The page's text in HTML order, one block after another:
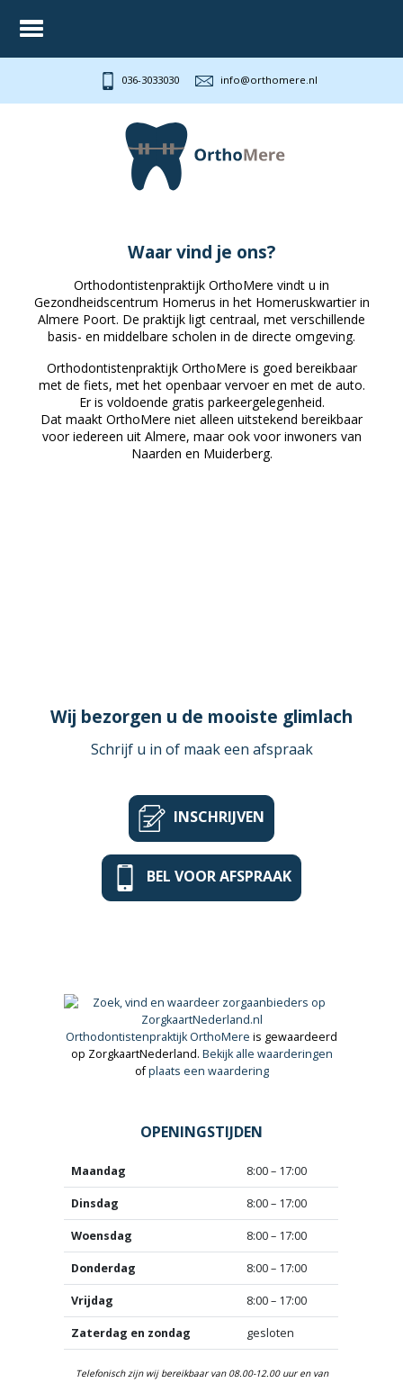
036-3033030 info@orthomere.nl
Waar vind je ons?
Orthodontistenpraktijk OrthoMere vindt u in
Gezondheidscentrum Homerus in het Homeruskwartier in
Almere Poort. De praktijk ligt centraal, met verschillende
basis- en middelbare scholen in de directe omgeving.
Orthodontistenpraktijk OrthoMere is goed bereikbaar
met de fiets, met het openbaar vervoer en met de auto.
Er is voldoende gratis parkeergelegenheid.
Dat maakt OrthoMere niet alleen uitstekend bereikbaar
voor iedereen uit Almere, maar ook voor inwoners van
Naarden en Muiderberg.
Wij bezorgen u de mooiste glimlach
Schrijf u in of maak een afspraak
INSCHRIJVEN
BEL VOOR AFSPRAAK
Orthodontistenpraktijk OrthoMere is gewaardeerd
op ZorgkaartNederland. Bekijk alle waarderingen
ofplaats een waardering
OPENINGSTIJDEN
Maandag 8:00 – 17:00
Dinsdag 8:00 – 17:00
Woensdag 8:00 – 17:00
Donderdag 8:00 – 17:00
Vrijdag 8:00 – 17:00
Zaterdag en zondag gesloten
Telefonisch zijn wij bereikbaar van 08.00-12.00 uur en van